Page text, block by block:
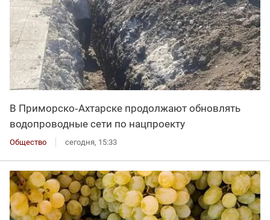
В Приморско‑Ахтарске продолжают обновлять
водопроводные сети по нацпроекту
Общество сегодня, 15:33